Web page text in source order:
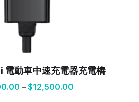
動車中速充電器充電樁
– $12,500.00